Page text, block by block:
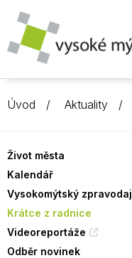
Úvod Aktuality
Život města
Kalendář
Vysokomýtský zpravodaj
Krátce z radnice
Videoreportáže
Odběr novinek